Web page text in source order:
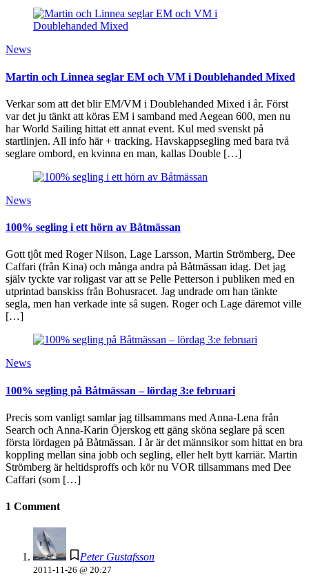
News
Martin och Linnea seglar EM och VM i Doublehanded Mixed
Verkar som att det blir EM/VM i Doublehanded Mixed i år. Först
var det ju tänkt att köras EM i samband med Aegean 600, men nu
har World Sailing hittat ett annat event. Kul med svenskt på
startlinjen. All info här + tracking. Havskappsegling med bara två
seglare ombord, en kvinna en man, kallas Double […]
News
100% segling i ett hörn av Båtmässan
Gott tjôt med Roger Nilson, Lage Larsson, Martin Strömberg, Dee
Caffari (från Kina) och många andra på Båtmässan idag. Det jag
själv tyckte var roligast var att se Pelle Petterson i publiken med en
utprintad banskiss från Bohusracet. Jag undrade om han tänkte
segla, men han verkade inte så sugen. Roger och Lage däremot ville
[…]
News
100% segling på Båtmässan – lördag 3:e februari
Precis som vanligt samlar jag tillsammans med Anna-Lena från
Search och Anna-Karin Öjerskog ett gäng sköna seglare på scen
första lördagen på Båtmässan. I år är det männsikor som hittat en bra
koppling mellan sina jobb och segling, eller helt bytt karriär. Martin
Strömberg är heltidsproffs och kör nu VOR tillsammans med Dee
Caffari (som […]
1 Comment
Peter Gustafsson
2011-11-26 @ 20:27